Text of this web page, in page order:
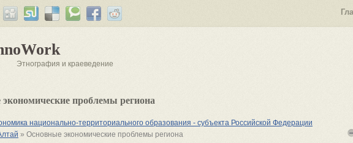
Этнография и краеведение
проблемы региона
национально-территориального образования - субъекта Российской Федерации
» Основные экономические проблемы региона